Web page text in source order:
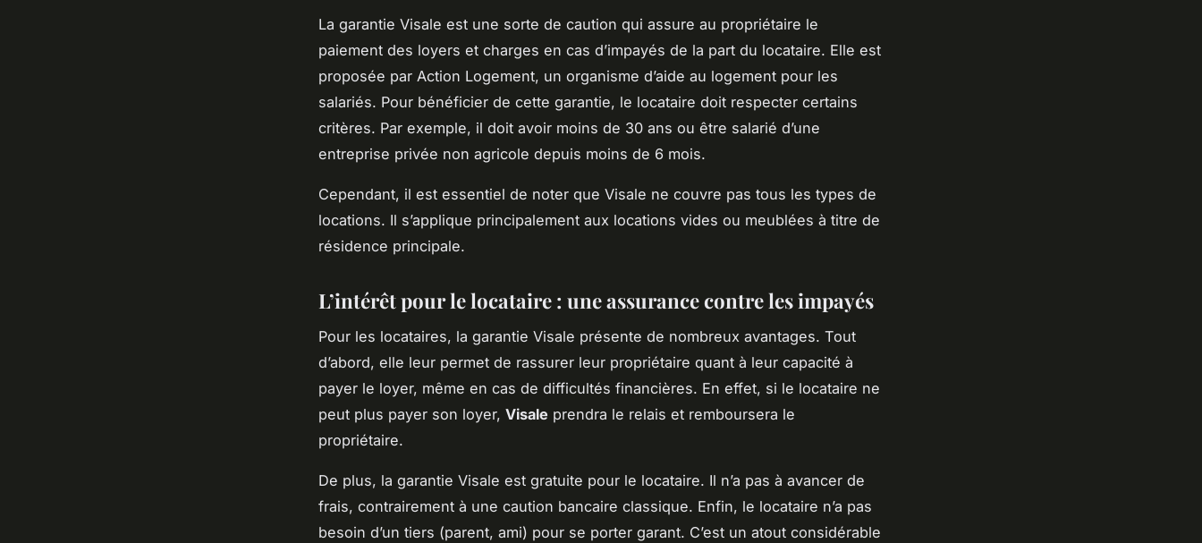
La garantie Visale est une sorte de caution qui assure au propriétaire le
paiement des loyers et charges en cas d’impayés de la part du locataire. Elle est
proposée par Action Logement, un organisme d’aide au logement pour les
salariés. Pour bénéficier de cette garantie, le locataire doit respecter certains
critères. Par exemple, il doit avoir moins de 30 ans ou être salarié d’une
entreprise privée non agricole depuis moins de 6 mois.
Cependant, il est essentiel de noter que Visale ne couvre pas tous les types de
locations. Il s’applique principalement aux locations vides ou meublées à titre de
résidence principale.
L’intérêt pour le locataire : une assurance contre les impayés
Pour les locataires, la garantie Visale présente de nombreux avantages. Tout
d’abord, elle leur permet de rassurer leur propriétaire quant à leur capacité à
payer le loyer, même en cas de difficultés financières. En effet, si le locataire ne
peut plus payer son loyer, Visale prendra le relais et remboursera le
propriétaire.
De plus, la garantie Visale est gratuite pour le locataire. Il n’a pas à avancer de
frais, contrairement à une caution bancaire classique. Enfin, le locataire n’a pas
besoin d’un tiers (parent, ami) pour se porter garant. C’est un atout considérable